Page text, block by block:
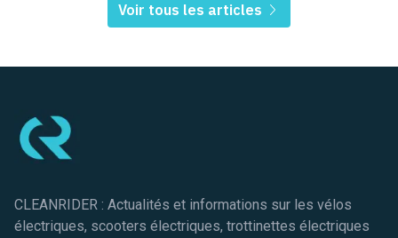
Voir tous les articles
CLEANRIDER : Actualités et informations sur les vélos
électriques, scooters électriques, trottinettes électriques